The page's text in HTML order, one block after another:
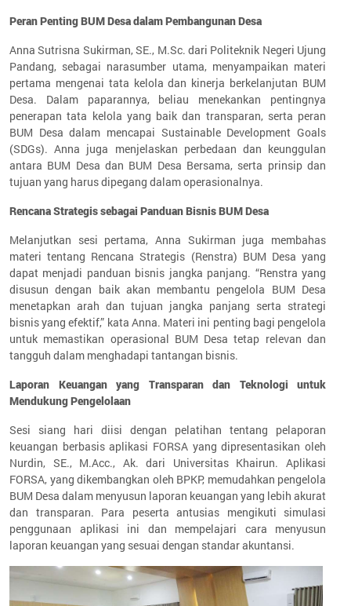
Peran Penting BUM Desa dalam Pembangunan Desa
Anna Sutrisna Sukirman, SE., M.Sc. dari Politeknik Negeri Ujung
Pandang, sebagai narasumber utama, menyampaikan materi
pertama mengenai tata kelola dan kinerja berkelanjutan BUM
Desa. Dalam paparannya, beliau menekankan pentingnya
penerapan tata kelola yang baik dan transparan, serta peran
BUM Desa dalam mencapai Sustainable Development Goals
(SDGs). Anna juga menjelaskan perbedaan dan keunggulan
antara BUM Desa dan BUM Desa Bersama, serta prinsip dan
tujuan yang harus dipegang dalam operasionalnya.
Rencana Strategis sebagai Panduan Bisnis BUM Desa
Melanjutkan sesi pertama, Anna Sukirman juga membahas
materi tentang Rencana Strategis (Renstra) BUM Desa yang
dapat menjadi panduan bisnis jangka panjang. “Renstra yang
disusun dengan baik akan membantu pengelola BUM Desa
menetapkan arah dan tujuan jangka panjang serta strategi
bisnis yang efektif,” kata Anna. Materi ini penting bagi pengelola
untuk memastikan operasional BUM Desa tetap relevan dan
tangguh dalam menghadapi tantangan bisnis.
Laporan Keuangan yang Transparan dan Teknologi untuk
Mendukung Pengelolaan
Sesi siang hari diisi dengan pelatihan tentang pelaporan
keuangan berbasis aplikasi FORSA yang dipresentasikan oleh
Nurdin, SE., M.Acc., Ak. dari Universitas Khairun. Aplikasi
FORSA, yang dikembangkan oleh BPKP, memudahkan pengelola
BUM Desa dalam menyusun laporan keuangan yang lebih akurat
dan transparan. Para peserta antusias mengikuti simulasi
penggunaan aplikasi ini dan mempelajari cara menyusun
laporan keuangan yang sesuai dengan standar akuntansi.